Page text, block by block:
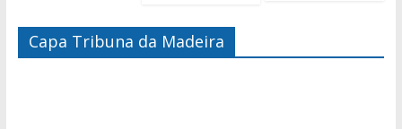
Capa Tribuna da Madeira